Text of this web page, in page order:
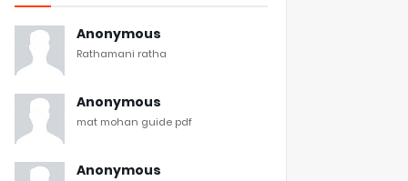
Anonymous
Rathamani ratha
Anonymous
mat mohan guide pdf
Anonymous